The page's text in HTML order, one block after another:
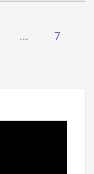
… 7